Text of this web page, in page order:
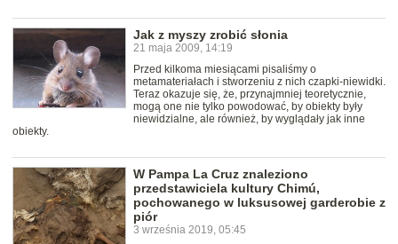
Jak z myszy zrobić słonia
21 maja 2009, 14:19
Przed kilkoma miesiącami pisaliśmy o
metamateriałach i stworzeniu z nich czapki-niewidki.
Teraz okazuje się, że, przynajmniej teoretycznie,
mogą one nie tylko powodować, by obiekty były
niewidzialne, ale również, by wyglądały jak inne
obiekty.
W Pampa La Cruz znaleziono
przedstawiciela kultury Chimú,
pochowanego w luksusowej garderobie z
piór
3 września 2019, 05:45